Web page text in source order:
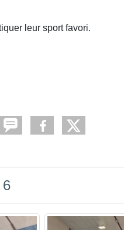
leur sport favori.
6